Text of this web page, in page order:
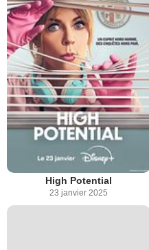
High Potential
23 janvier 2025